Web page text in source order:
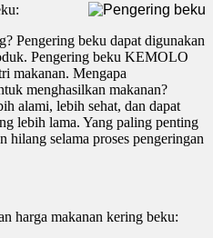
Pengering beku dapat digunakan
Pengering beku KEMOLO
makanan. Mengapa
menghasilkan makanan?
alami, lebih sehat, dan dapat
lebih lama. Yang paling penting
hilang selama proses pengeringan
harga makanan kering beku: